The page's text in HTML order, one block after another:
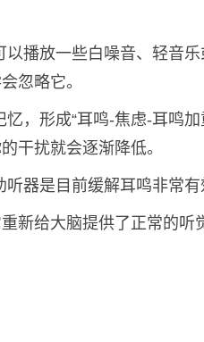
播放一些白噪音、轻音
忽略它。
，形成“耳鸣-焦虑-耳鸣
干扰就会逐渐降低。
器是目前缓解耳鸣非常有
新给大脑提供了正常的听